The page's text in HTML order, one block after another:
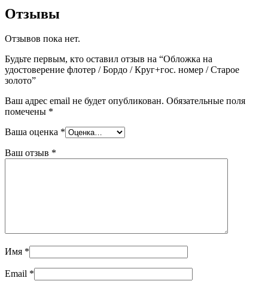
Отзывы
Отзывов пока нет.
Будьте первым, кто оставил отзыв на “Обложка на
удостоверение флотер / Бордо / Круг+гос. номер / Старое
золото”
Ваш адрес email не будет опубликован. Обязательные поля
помечены *
Ваша оценка *
Ваш отзыв *
Имя *
Email *